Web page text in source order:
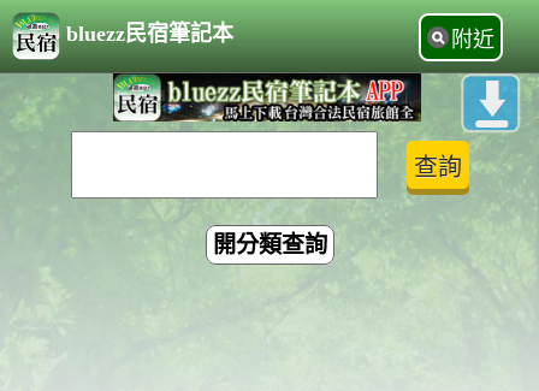
bluezz民宿筆記本 附近
開分類查詢